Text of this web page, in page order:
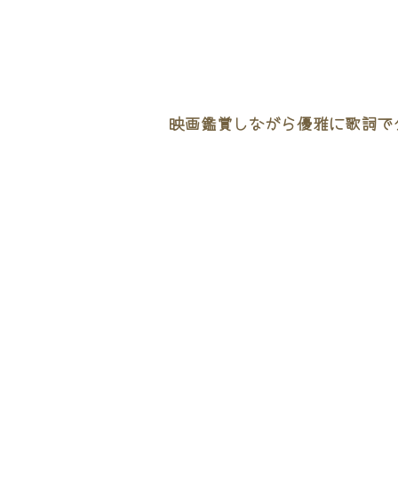
映画鑑賞しながら優雅に歌詞